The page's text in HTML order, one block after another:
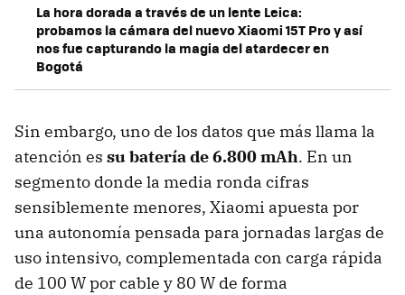
La hora dorada a través de un lente Leica:
probamos la cámara del nuevo Xiaomi 15T Pro y así
nos fue capturando la magia del atardecer en
Bogotá
Sin embargo, uno de los datos que más llama la
atención es su batería de 6.800 mAh. En un
segmento donde la media ronda cifras
sensiblemente menores, Xiaomi apuesta por
una autonomía pensada para jornadas largas de
uso intensivo, complementada con carga rápida
de 100 W por cable y 80 W de forma